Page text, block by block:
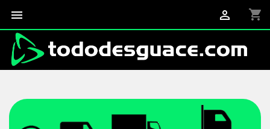
 shopping_cart
